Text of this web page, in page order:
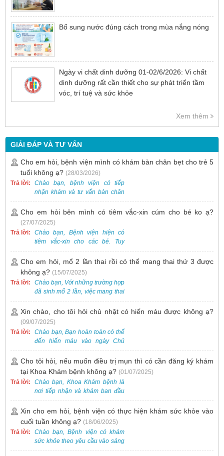
Bổ sung nước đúng cách trong mùa nắng nóng
Ngày vi chất dinh dưỡng 01-02/6/2026: Vi chất
dinh dưỡng rất cần thiết cho sự phát triển tầm
vóc, trí tuệ và sức khỏe
Xem thêm
GIẢI ĐÁP VÀ TƯ VẤN
Cho em hỏi, bệnh viện mình có khám bàn chân bẹt cho trẻ 5
tuổi không ạ? (28/03/2026)
Trả lời:
Chào bạn, bệnh viện có tiếp
nhận khám và tư vấn bàn chân
bẹt cho trẻ em, bao gồm cả trẻ 5
tuổi. Bạn có thể đưa bé đến
Khoa Khám bệnh của bệnh viện
để được bác sĩ chuyên khoa
thăm khám. Ngoài ra, để thuận
tiện hơn, bạn có thể đặt lịch
0988 270 115. Nếu cần hỗ trợ
thêm, vui lòng liên hệ qua Zalo
hoặc Fanpage Bệnh viện Việt
Nam - Thụy Điển Uông Bí.
Cho em hỏi bên mình có tiêm vắc-xin cúm cho bé ko ạ?
(27/07/2025)
Trả lời:
Chào bạn, Bệnh viện hiện có
tiêm vắc-xin cho các bé. Tuy
nhiên, các loại vắc-xin thường về
theo từng đợt, không phải lúc
nào cũng có sẵn.
Cho em hỏi, mổ 2 lần thai rồi có thể mang thai thứ 3 được
không ạ? (15/07/2025)
Trả lời:
Chào bạn, Với những trường hợp
đã sinh mổ 2 lần, việc mang thai
lần 3 vẫn có thể thực hiện được.
Tại Bệnh viện, chúng tôi đã tiếp
nhận và hỗ trợ nhiều thai phụ có
nhu cầu tương tự.
Xin chào, cho tôi hỏi chủ nhật có hiến máu được không ạ?
(09/07/2025)
Trả lời:
Chào bạn, Bạn hoàn toàn có thể
đến hiến máu vào ngày Chủ
Nhật.
Cho tôi hỏi, nếu muốn điều trị mụn thì có cần đăng ký khám
tại Khoa Khám bệnh không ạ? (01/07/2025)
Trả lời:
Chào bạn, Khoa Khám bệnh là
nơi tiếp nhận và khám ban đầu
cho tất cả các trường hợp, bao
gồm cả điều trị mụn. Vì vậy, bạn
cần đăng ký khám tại Khoa
Khám bệnh trước.
Xin cho em hỏi, bệnh viện có thực hiện khám sức khỏe vào
cuối tuần không ạ? (18/06/2025)
Trả lời:
Chào bạn, Bệnh viện có khám
sức khỏe theo yêu cầu vào sáng
thứ Bảy. Nếu bạn có nhu cầu, vui